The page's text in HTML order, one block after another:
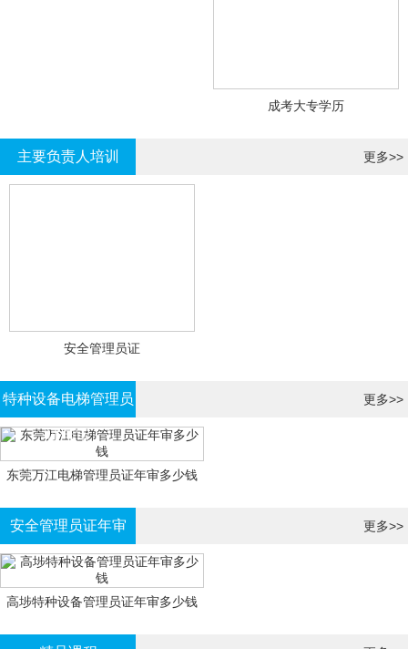
成考大专学历
主要负责人培训 更多>>
安全管理员证
特种设备电梯管理员
证年审
更多>>
东莞万江电梯管理员证年审多少钱
安全管理员证年审 更多>>
高埗特种设备管理员证年审多少钱